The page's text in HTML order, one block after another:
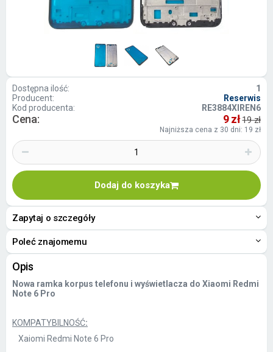
Dostępna ilość:
1
Producent:
Reserwis
Kod producenta:
RE3884XIREN6
Cena: 9 zł19 zł
Najniższa cena z 30 dni: 19 zł
Dodaj do koszyka
Zapytaj o szczegóły
Poleć znajomemu
Opis
Nowa ramka korpus telefonu i wyświetlacza do Xiaomi Redmi
Note 6 Pro
KOMPATYBILNOŚĆ:
Xaiomi Redmi Note 6 Pro